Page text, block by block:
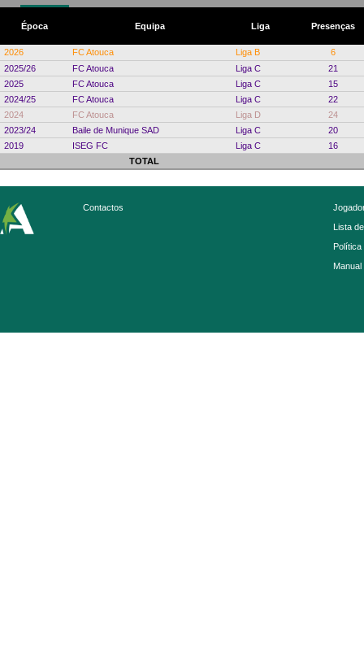
Época Equipa Liga Presenças
2026 FC Atouca Liga B
6
2025/26
FC Atouca Liga C
21
2025
FC Atouca Liga C
15
2024/25
FC Atouca Liga C
22
2024
FC Atouca Liga D
24
2023/24
Baile de Munique SAD Liga C
20
2019
ISEG FC Liga C
16
TOTAL
Contactos
Lista
Política